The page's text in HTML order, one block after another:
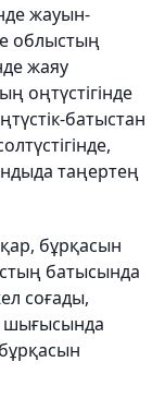
жауын-
облыстың
жаяу
оңтүстігінде
батыстан
таңертең
қар, бұрқасын
батысында
соғады,
шығысында